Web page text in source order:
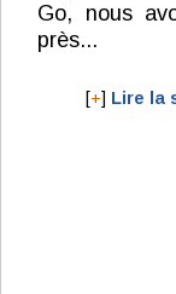
Go, nous
près...
[+] Lire la